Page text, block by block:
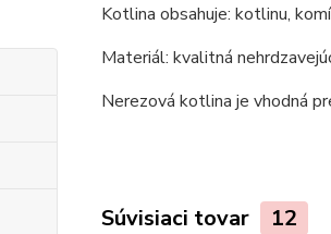
Kotlina obsahuje: kotlinu,
Materiál: kvalitná
Nerezová kotlina je vhodná
Súvisiaci tovar 12